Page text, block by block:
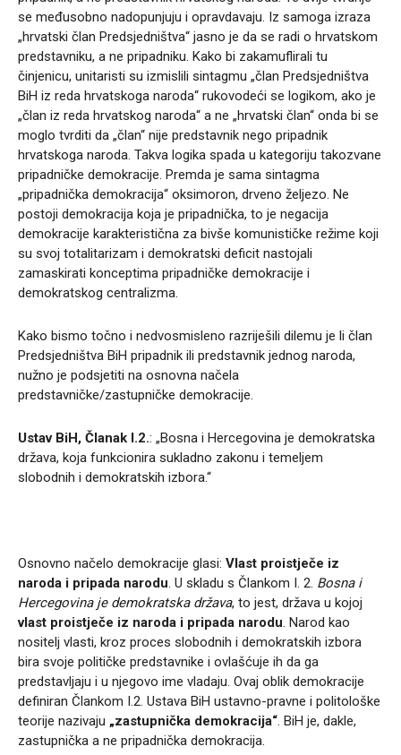
se međusobno nadopunjuju i opravdavaju. Iz samoga izraza
„hrvatski član Predsjedništva“ jasno je da se radi o hrvatskom
predstavniku, a ne pripadniku. Kako bi zakamuflirali tu
činjenicu, unitaristi su izmislili sintagmu „član Predsjedništva
BiH iz reda hrvatskoga naroda“ rukovodeći se logikom, ako je
„član iz reda hrvatskog naroda“ a ne „hrvatski član“ onda bi se
moglo tvrditi da „član“ nije predstavnik nego pripadnik
hrvatskoga naroda. Takva logika spada u kategoriju takozvane
pripadničke demokracije. Premda je sama sintagma
„pripadnička demokracija“ oksimoron, drveno željezo. Ne
postoji demokracija koja je pripadnička, to je negacija
demokracije karakteristična za bivše komunističke režime koji
su svoj totalitarizam i demokratski deficit nastojali
zamaskirati konceptima pripadničke demokracije i
demokratskog centralizma.
Kako bismo točno i nedvosmisleno razriješili dilemu je li član
Predsjedništva BiH pripadnik ili predstavnik jednog naroda,
nužno je podsjetiti na osnovna načela
predstavničke/zastupničke demokracije.
Ustav BiH, Članak I.2.: „Bosna i Hercegovina je demokratska
država, koja funkcionira sukladno zakonu i temeljem
slobodnih i demokratskih izbora.“
Osnovno načelo demokracije glasi: Vlast proistječe iz
naroda i pripada narodu. U skladu s Člankom I. 2. Bosna i
Hercegovina je demokratska država, to jest, država u kojoj
vlast proistječe iz naroda i pripada narodu. Narod kao
nositelj vlasti, kroz proces slobodnih i demokratskih izbora
bira svoje političke predstavnike i ovlašćuje ih da ga
predstavljaju i u njegovo ime vladaju. Ovaj oblik demokracije
definiran Člankom I.2. Ustava BiH ustavno-pravne i politološke
teorije nazivaju „zastupnička demokracija“. BiH je, dakle,
zastupnička a ne pripadnička demokracija.